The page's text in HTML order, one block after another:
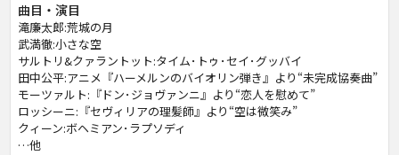
曲目・演目
滝廉太郎:荒城の月
武満徹:小さな空
サルトリ&クァラントット:タイム･トゥ･セイ･グッバイ
田中公平:アニメ『ハーメルンのバイオリン弾き』より“未完成協奏曲”
モーツァルト:『ドン･ジョヴァンニ』より“恋人を慰めて”
ロッシーニ:『セヴィリアの理髪師』より“空は微笑み”
クィーン:ボヘミアン･ラプソディ
…他